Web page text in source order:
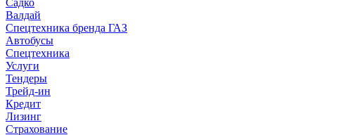
Садко
Валдай
Спецтехника бренда ГАЗ
Автобусы
Спецтехника
Услуги
Тендеры
Трейд-ин
Кредит
Лизинг
Страхование